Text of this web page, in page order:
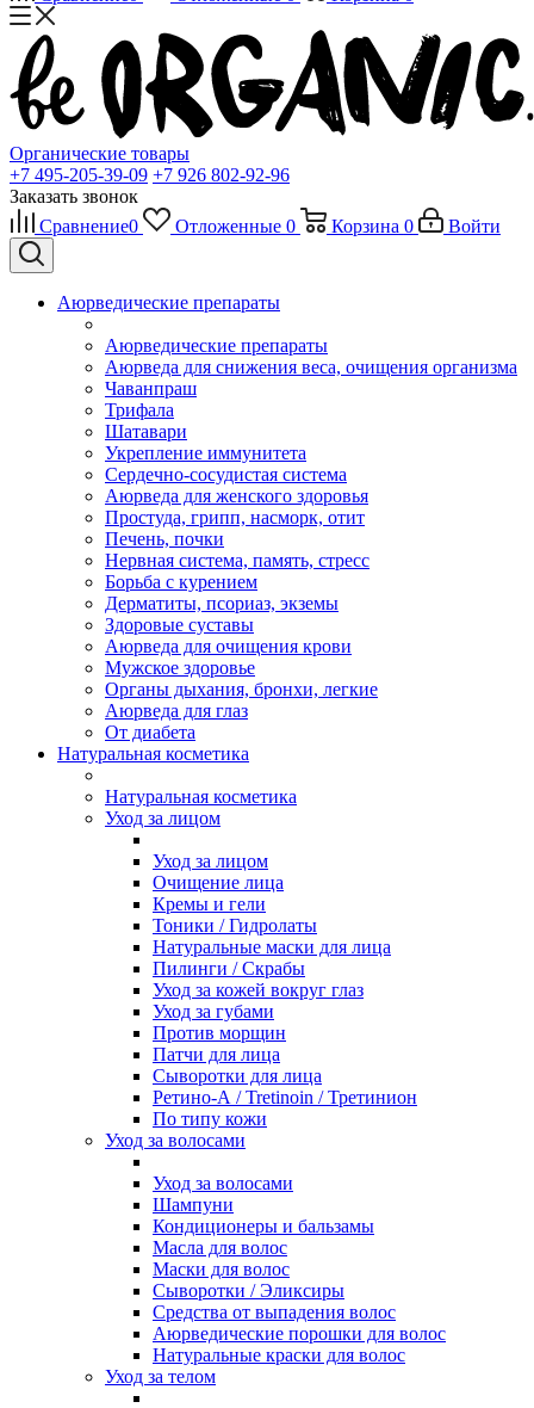
Органические товары
+7 495-205-39-09 +7 926 802-92-96
Заказать звонок
Сравнение0 Отложенные 0 Корзина 0 Войти
Аюрведические препараты
Аюрведические препараты
Аюрведа для снижения веса, очищения организма
Чаванпраш
Трифала
Шатавари
Укрепление иммунитета
Сердечно-сосудистая система
Аюрведа для женского здоровья
Простуда, грипп, насморк, отит
Печень, почки
Нервная система, память, стресс
Борьба с курением
Дерматиты, псориаз, экземы
Здоровые суставы
Аюрведа для очищения крови
Мужское здоровье
Органы дыхания, бронхи, легкие
Аюрведа для глаз
От диабета
Натуральная косметика
Натуральная косметика
Уход за лицом
Уход за лицом
Очищение лица
Кремы и гели
Тоники / Гидролаты
Натуральные маски для лица
Пилинги / Cкрабы
Уход за кожей вокруг глаз
Уход за губами
Против морщин
Патчи для лица
Сыворотки для лица
Ретино-А / Tretinoin / Третинион
По типу кожи
Уход за волосами
Уход за волосами
Шампуни
Кондиционеры и бальзамы
Масла для волос
Маски для волос
Сыворотки / Эликсиры
Средства от выпадения волос
Аюрведические порошки для волос
Натуральные краски для волос
Уход за телом